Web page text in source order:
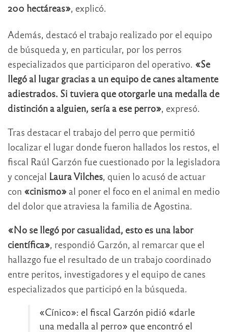
200 hectáreas», explicó.
Además, destacó el trabajo realizado por el equipo
de búsqueda y, en particular, por los perros
especializados que participaron del operativo. «Se
llegó al lugar gracias a un equipo de canes altamente
adiestrados. Si tuviera que otorgarle una medalla de
distinción a alguien, sería a ese perro» , expresó.
Tras destacar el trabajo del perro que permitió
localizar el lugar donde fueron hallados los restos, el
fiscal Raúl Garzón fue cuestionado por la legisladora
y concejal Laura Vilches , quien lo acusó de actuar
con «cinismo» al poner el foco en el animal en medio
del dolor que atraviesa la familia de Agostina.
«No se llegó por casualidad, esto es una labor
científica» , respondió Garzón, al remarcar que el
hallazgo fue el resultado de un trabajo coordinado
entre peritos, investigadores y el equipo de canes
especializados que participó en la búsqueda.
«Cínico»: el fiscal Garzón pidió «darle
una medalla al perro» que encontró el